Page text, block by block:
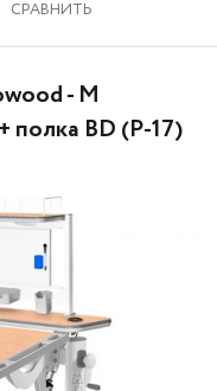
СРАВНИТЬ
- M
BD (P-17)